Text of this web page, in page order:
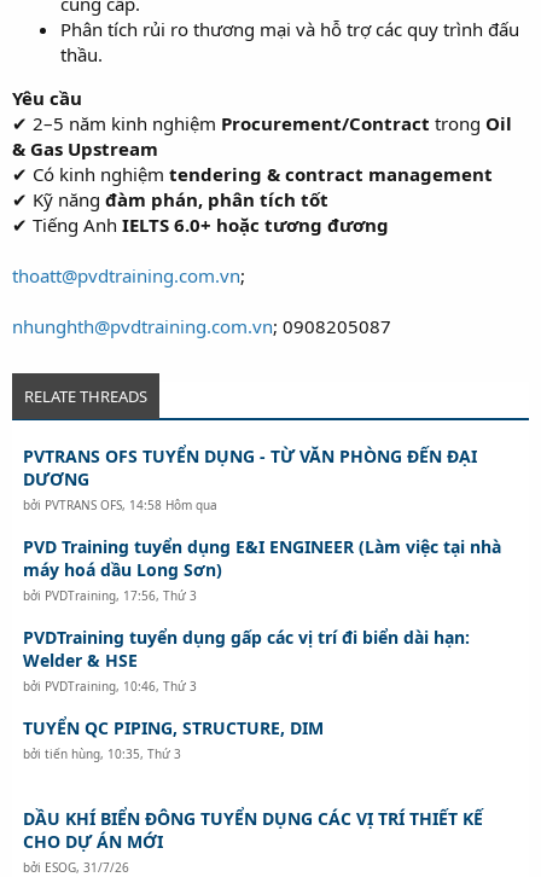
Phân tích rủi ro thương mại và hỗ trợ các quy trình đấu
thầu.
Yêu cầu
✔ 2–5 năm kinh nghiệm Procurement/Contract trong Oil
& Gas Upstream
✔ Có kinh nghiệm tendering & contract management
✔ Kỹ năng đàm phán, phân tích tốt
✔ Tiếng Anh IELTS 6.0+ hoặc tương đương
thoatt@pvdtraining.com.vn;
nhunghth@pvdtraining.com.vn; 0908205087
RELATE THREADS
PVTRANS OFS TUYỂN DỤNG - TỪ VĂN PHÒNG ĐẾN ĐẠI
DƯƠNG
bởi PVTRANS OFS, 14:58 Hôm qua
PVD Training tuyển dụng E&I ENGINEER (Làm việc tại nhà
máy hoá dầu Long Sơn)
bởi PVDTraining, 17:56, Thứ 3
PVDTraining tuyển dụng gấp các vị trí đi biển dài hạn:
Welder & HSE
bởi PVDTraining, 10:46, Thứ 3
TUYỂN QC PIPING, STRUCTURE, DIM
bởi tiến hùng, 10:35, Thứ 3
DẦU KHÍ BIỂN ĐÔNG TUYỂN DỤNG CÁC VỊ TRÍ THIẾT KẾ
CHO DỰ ÁN MỚI
bởi ESOG, 31/7/26